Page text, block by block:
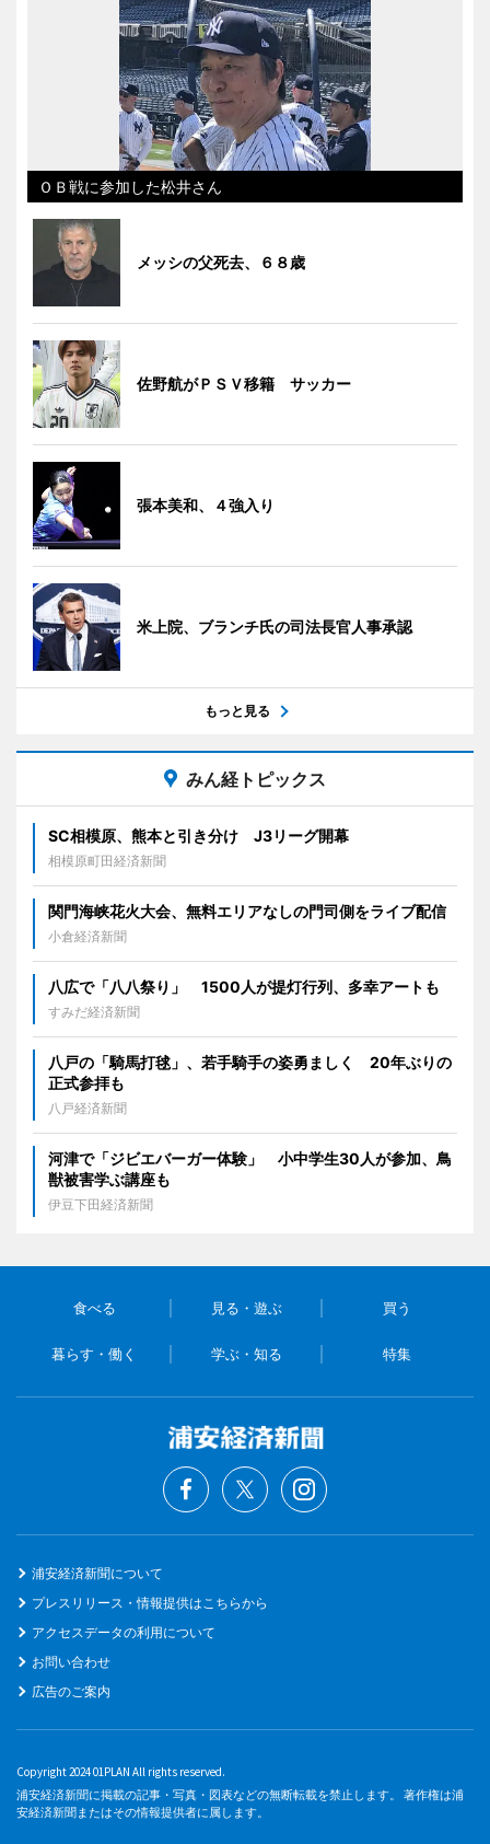
ＯＢ戦に参加した松井さん
メッシの父死去、６８歳
佐野航がＰＳＶ移籍 サッカー
張本美和、４強入り
米上院、ブランチ氏の司法長官人事承認
もっと見る
みん経トピックス
SC相模原、熊本と引き分け J3リーグ開幕
相模原町田経済新聞
関門海峡花火大会、無料エリアなしの門司側をライブ配信
小倉経済新聞
八広で「八八祭り」 1500人が提灯行列、多幸アートも
すみだ経済新聞
八戸の「騎馬打毬」、若手騎手の姿勇ましく 20年ぶりの
正式参拝も
八戸経済新聞
河津で「ジビエバーガー体験」 小中学生30人が参加、鳥
獣被害学ぶ講座も
伊豆下田経済新聞
食べる 見る・遊ぶ 買う
暮らす・働く 学ぶ・知る 特集
浦安経済新聞について
プレスリリース・情報提供はこちらから
アクセスデータの利用について
お問い合わせ
広告のご案内
Copyright 2024 01PLAN All rights reserved.
浦安経済新聞に掲載の記事・写真・図表などの無断転載を禁止します。 著作権は浦
安経済新聞またはその情報提供者に属します。